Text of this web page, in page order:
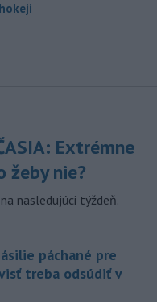
Extrémne
žeby nie?
nasledujúci týždeň.
páchané pre
treba odsúdiť v